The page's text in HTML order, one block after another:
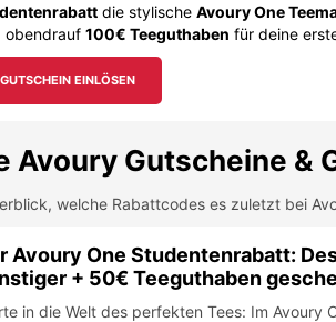
die stylische Avoury One
obendrauf 100€ Teeguthaben für deine
GUTSCHEIN EINLÖSEN
Avoury Gutscheine &
welche Rabattcodes es zuletzt bei
Avoury One Studentenrabatt:
+ 50€ Teeguthaben
in die Welt des perfekten Tees: Im Avoury